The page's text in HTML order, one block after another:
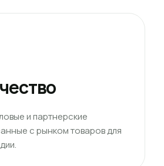
и партнерские
с рынком товаров для